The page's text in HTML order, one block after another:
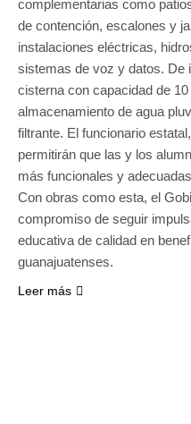
complementarias como
de contención, escalones y
instalaciones eléctricas,
sistemas de voz y datos. De
cisterna con capacidad de
almacenamiento de agua
filtrante. El funcionario
permitirán que las y los
más funcionales y
Con obras como esta, el
compromiso de seguir
educativa de calidad en
guanajuatenses.
Leer más